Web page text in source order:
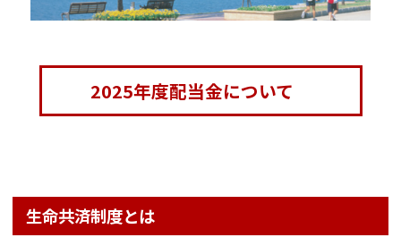
2025年度配当金について
生命共済制度とは